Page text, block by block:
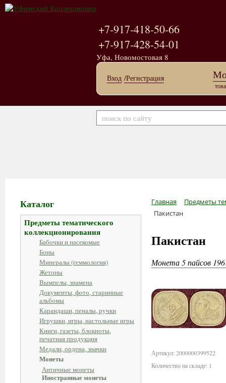
+7-917-418-50-66
+7-917-428-54-01
Уфа, Новомостовая 8
Вход /Регистрация
Каталог
Предметы тематического
коллекционирования
Бабочки и насекомые
Боны
Минералы (геммология)
Жетоны
Вымпелы, знамена
Документы, фото, старинные
альбомы
Карандаши, пеналы, ручки
Игрушки, игры, настольные игры
Книги, газеты, блокноты,
печатная продукция
Медали, ордена, значки
Монеты
Античные монеты
Иностранные монеты
Главная
Предметы
Пакистан
Пакистан
Монета 5 пайсов
Артикул: 2000000399522
Количество на складе: 1